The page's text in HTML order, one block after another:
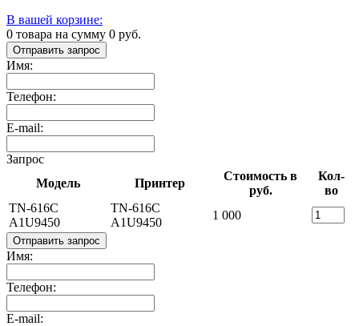
В вашей корзине:
0 товара на сумму 0 руб.
Отправить запрос
Имя:
Телефон:
E-mail:
Запрос
Модель
Принтер
Стоимость в
руб.
Кол-
во
TN-616C
A1U9450
TN-616C
A1U9450
1 000
Отправить запрос
Имя:
Телефон:
E-mail: